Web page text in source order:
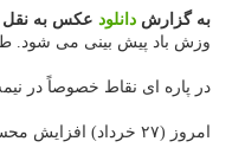
به گزارشدانلود عکس به نقل
وزش باد پیش بینی می شود.
در پاره ای نقاط خصوصاً در
امروز (۲۷ خرداد) افزایش محسوس دما و روز چهارشنبه (۳۰ خرداد) کاهش نسبی دما در سطح استان مورد انتظار است.